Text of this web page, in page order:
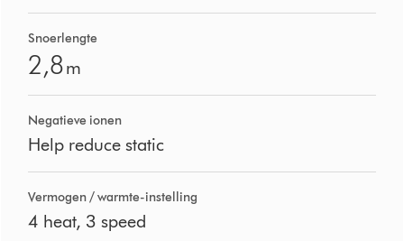
Snoerlengte
2,8m
Negatieve ionen
Help reduce static
Vermogen / warmte-instelling
4 heat, 3 speed